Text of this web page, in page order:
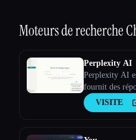
Moteurs de recherche
Perplexity AI
Perplexity AI
fournit des
complexes à
linguistiques.
VISITE